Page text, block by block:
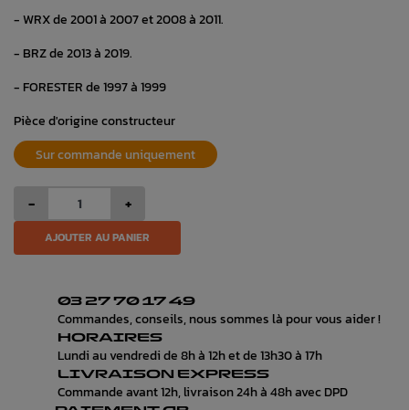
- WRX de 2001 à 2007 et 2008 à 2011.
- BRZ de 2013 à 2019.
- FORESTER de 1997 à 1999
Pièce d'origine constructeur
Sur commande uniquement
- +
AJOUTER AU PANIER
03 27 70 17 49
Commandes, conseils, nous sommes là pour vous aider !
HORAIRES
Lundi au vendredi de 8h à 12h et de 13h30 à 17h
LIVRAISON EXPRESS
Commande avant 12h, livraison 24h à 48h avec DPD